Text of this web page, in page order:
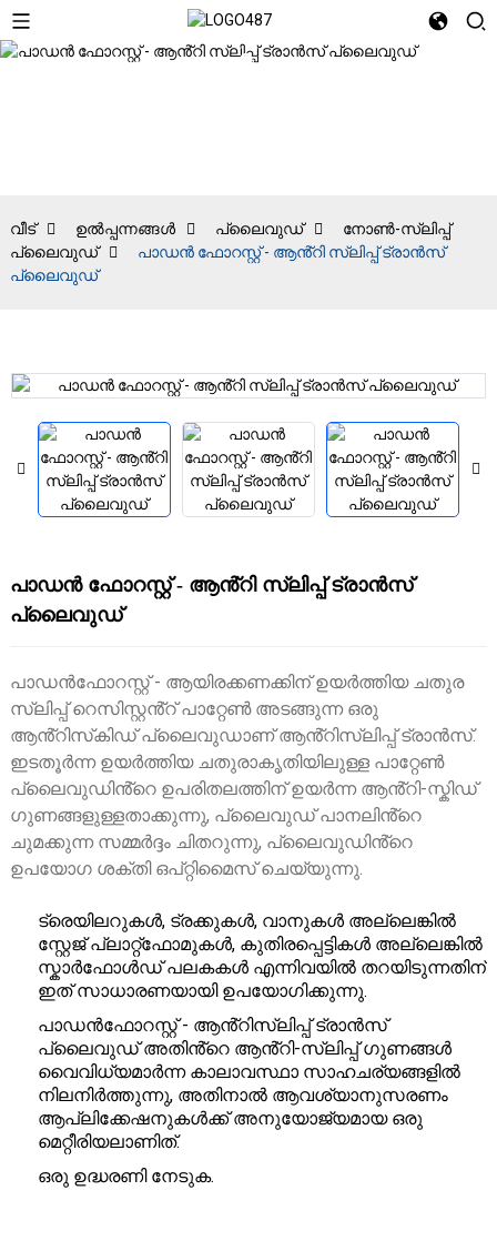
നോൺ-
വീട് ഉൽപ്പന്നങ്ങൾ പ്ലൈവുഡ്
നോൺ-സ്ലിപ്പ്
പ്ലൈവുഡ്
പാഡൻ ഫോറസ്റ്റ് - ആൻ്റി സ്ലിപ്പ് ട്രാൻസ്
പ്ലൈവുഡ്
പാഡൻ ഫോറസ്റ്റ് - ആൻ്റി സ്ലിപ്പ് ട്രാൻസ്
പ്ലൈവുഡ്
പാഡൻഫോറസ്റ്റ് - ആയിരക്കണക്കിന് ഉയർത്തിയ ചതുര
സ്ലിപ്പ് റെസിസ്റ്റൻ്റ് പാറ്റേൺ അടങ്ങുന്ന ഒരു
ആൻ്റിസ്‌കിഡ് പ്ലൈവുഡാണ് ആൻ്റിസ്ലിപ്പ് ട്രാൻസ്.
ഇടതൂർന്ന ഉയർത്തിയ ചതുരാകൃതിയിലുള്ള പാറ്റേൺ
പ്ലൈവുഡിൻ്റെ ഉപരിതലത്തിന് ഉയർന്ന ആൻ്റി-സ്കിഡ്
ഗുണങ്ങളുള്ളതാക്കുന്നു, പ്ലൈവുഡ് പാനലിൻ്റെ
ചുമക്കുന്ന സമ്മർദ്ദം ചിതറുന്നു, പ്ലൈവുഡിൻ്റെ
ഉപയോഗ ശക്തി ഒപ്റ്റിമൈസ് ചെയ്യുന്നു.
ട്രെയിലറുകൾ, ട്രക്കുകൾ, വാനുകൾ അല്ലെങ്കിൽ
സ്റ്റേജ് പ്ലാറ്റ്‌ഫോമുകൾ, കുതിരപ്പെട്ടികൾ അല്ലെങ്കിൽ
സ്കാർഫോൾഡ് പലകകൾ എന്നിവയിൽ തറയിടുന്നതിന്
ഇത് സാധാരണയായി ഉപയോഗിക്കുന്നു.
പാഡൻഫോറസ്റ്റ് - ആൻ്റിസ്ലിപ്പ് ട്രാൻസ്
പ്ലൈവുഡ് അതിൻ്റെ ആൻ്റി-സ്ലിപ്പ് ഗുണങ്ങൾ
വൈവിധ്യമാർന്ന കാലാവസ്ഥാ സാഹചര്യങ്ങളിൽ
നിലനിർത്തുന്നു, അതിനാൽ ആവശ്യാനുസരണം
ആപ്ലിക്കേഷനുകൾക്ക് അനുയോജ്യമായ ഒരു
മെറ്റീരിയലാണിത്.
ഒരു ഉദ്ധരണി നേടുക.